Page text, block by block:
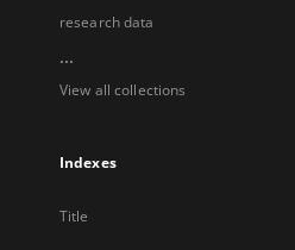
research data
...
View all collections
Indexes
Title